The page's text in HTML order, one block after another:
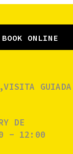
BOOK ONLINE
GUIADA
DE
- 12:00